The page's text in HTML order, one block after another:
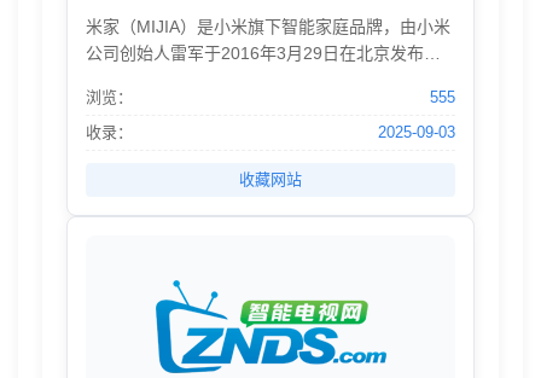
米家（MIJIA）是小米旗下智能家庭品牌，由小米
公司创始人雷军于2016年3月29日在北京发布，
家智能设备的控制、管理的平台米家APP。
浏览：
555
收录：
2025-09-03
收藏网站